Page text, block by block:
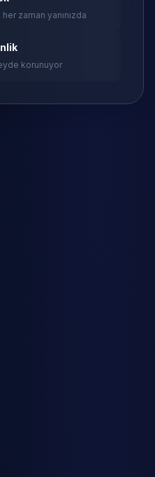
zaman yanınızda
korunuyor